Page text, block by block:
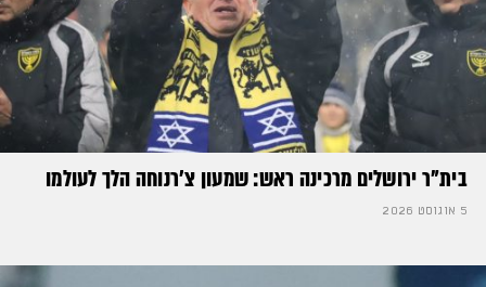
בית"ר ירושלים מרכינה ראש: שמעון צ'רנוחה הלך לעולמו
5 אוגוסט 2026